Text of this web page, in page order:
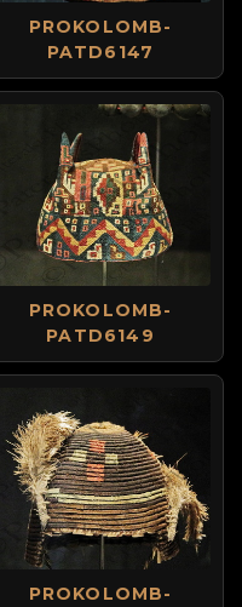
PROKOLOMB-
PATD6147
PROKOLOMB-
PATD6149
PROKOLOMB-